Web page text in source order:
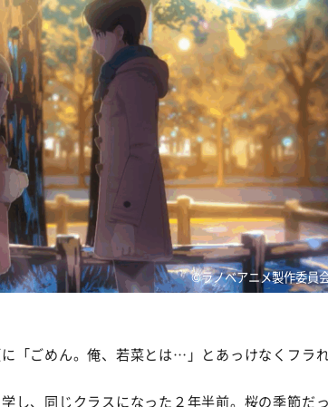
©ラノベアニメ製作委員
「ごめん。俺、若菜とは…」とあっけなくフラ
し、同じクラスになった２年半前。桜の季節だっ